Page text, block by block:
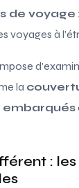
de voyage
voyages à
la
: